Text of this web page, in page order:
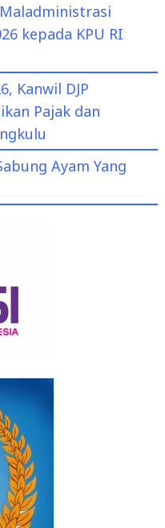
kepada KPU RI
Kanwil DJP
Pajak dan
Ayam Yang